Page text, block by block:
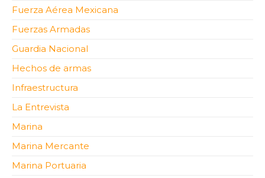
Fuerza Aérea Mexicana
Fuerzas Armadas
Guardia Nacional
Hechos de armas
Infraestructura
La Entrevista
Marina
Marina Mercante
Marina Portuaria